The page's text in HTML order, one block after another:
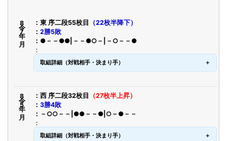
令8年7月 東 序二段55枚目
（22枚半降下）
2勝5敗
●－－●●|－－●○－|－○－－●
取組詳細（対戦相手・決まり手）
令8年5月 西 序二段32枚目
（27枚半上昇）
3勝4敗
－○○－－|●●－－●|○－●－－
取組詳細（対戦相手・決まり手）